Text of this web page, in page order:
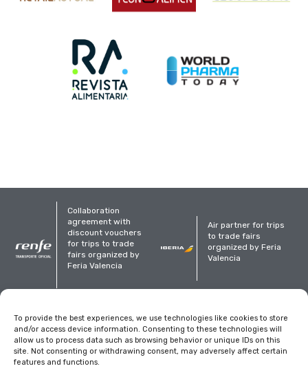
To provide the best experiences, we use technologies like cookies to store
and/or access device information. Consenting to these technologies will
allow us to process data such as browsing behavior or unique IDs on this
site. Not consenting or withdrawing consent, may adversely affect certain
features and functions.
Collaboration
agreement with
discount vouchers
for trips to trade
fairs organized by
Feria Valencia
Air partner for trips
to trade fairs
organized by Feria
Valencia